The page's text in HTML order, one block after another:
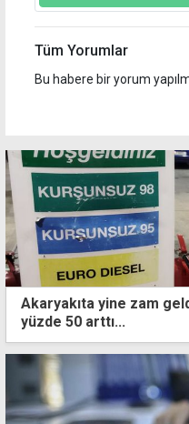
Tüm Yorumlar
Bu habere bir yorum
Akaryakıta yine zam
yüzde 50 arttı...